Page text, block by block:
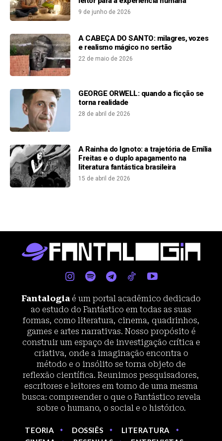
9 de junho de 2026
A CABEÇA DO SANTO: milagres, vozes
e realismo mágico no sertão
22 de maio de 2026
GEORGE ORWELL: quando a ficção se
torna realidade
28 de abril de 2026
A Rainha do Ignoto: a trajetória de Emília
Freitas e o duplo apagamento na
literatura fantástica brasileira
15 de abril de 2026
Fantalogia é um portal acadêmico dedicado
ao estudo do Fantástico em todas as suas
formas, como literatura, cinema, quadrinhos,
games e artes narrativas. Nosso propósito é
construir um espaço de investigação crítica e
criativa, onde a imaginação encontra o
método e o insólito se torna objeto de
reflexão científica. Reunimos pesquisadores,
escritores e leitores em torno de uma mesma
busca: compreender o que o Fantástico revela
sobre o humano, o social e o histórico.
TEORIA DOSSIÊS
LITERATURA